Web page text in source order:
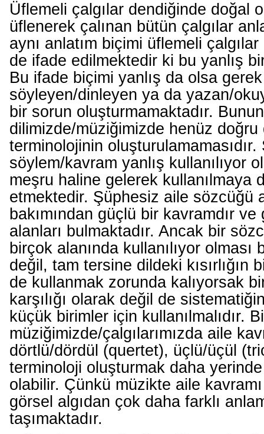
Üflemeli çalgılar dendiğinde doğal
üflenerek çalınan bütün çalgılar
aynı anlatım biçimi üflemeli
de ifade edilmektedir ki bu yanlış
Bu ifade biçimi yanlış da olsa gerek
söyleyen/dinleyen ya da yazan/
bir sorun oluşturmamaktadır.
dilimizde/müziğimizde henüz doğru
terminolojinin oluşturulamamasıdır.
söylem/kavram yanlış kullanılıyor
meşru haline gelerek kullanılmaya
etmektedir. Şüphesiz aile sözcüğü
bakımından güçlü bir kavramdır ve
alanları bulmaktadır. Ancak bir
birçok alanında kullanılıyor olması
değil, tam tersine dildeki kısırlığın
de kullanmak zorunda kalıyorsak
karşılığı olarak değil de
küçük birimler için kullanılmalıdır.
müziğimizde/çalgılarımızda aile
dörtlü/dördül (quertet), üçlü/üçül
terminoloji oluşturmak daha
olabilir. Çünkü müzikte aile
görsel algıdan çok daha farklı
taşımaktadır.